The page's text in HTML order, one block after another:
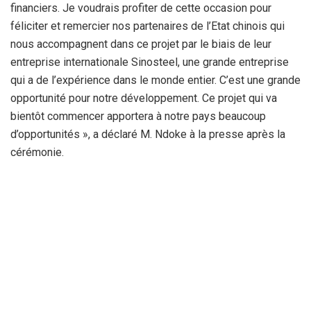
financiers. Je voudrais profiter de cette occasion pour
féliciter et remercier nos partenaires de l’Etat chinois qui
nous accompagnent dans ce projet par le biais de leur
entreprise internationale Sinosteel, une grande entreprise
qui a de l’expérience dans le monde entier. C’est une grande
opportunité pour notre développement. Ce projet qui va
bientôt commencer apportera à notre pays beaucoup
d’opportunités », a déclaré M. Ndoke à la presse après la
cérémonie.